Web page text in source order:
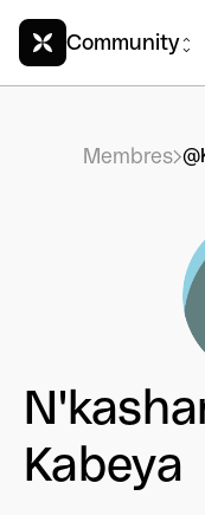
Community
Membres
Kabeya